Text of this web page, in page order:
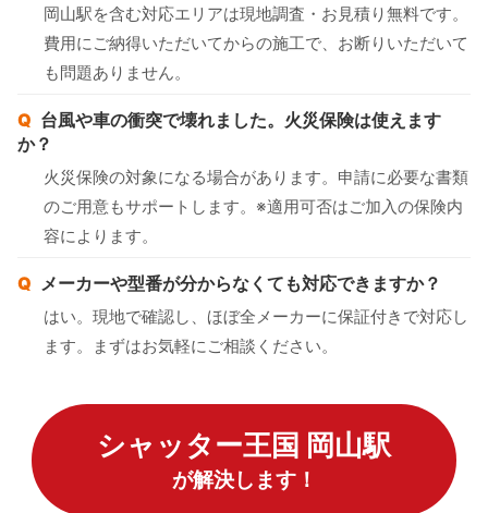
岡山駅を含む対応エリアは現地調査・お見積り無料です。
費用にご納得いただいてからの施工で、お断りいただいて
も問題ありません。
台風や車の衝突で壊れました。火災保険は使えます
か？
火災保険の対象になる場合があります。申請に必要な書類
のご用意もサポートします。※適用可否はご加入の保険内
容によります。
メーカーや型番が分からなくても対応できますか？
はい。現地で確認し、ほぼ全メーカーに保証付きで対応し
ます。まずはお気軽にご相談ください。
シャッター王国 岡山駅
が解決します！